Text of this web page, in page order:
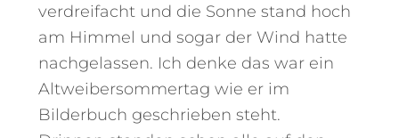
verdreifacht und die Sonne stand hoch
am Himmel und sogar der Wind hatte
nachgelassen. Ich denke das war ein
Altweibersommertag wie er im
Bilderbuch geschrieben steht.